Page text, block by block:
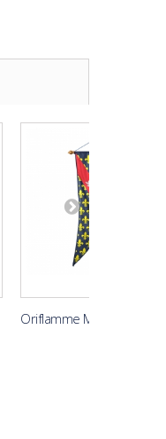
Oriflamme Marche